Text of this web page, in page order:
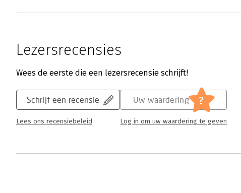
Lezersrecensies
Wees de eerste die een lezersrecensie schrijft!
Schrijf een recensie
Lees ons recensiebeleid
Uw waardering ?
Log in om uw waardering te geven